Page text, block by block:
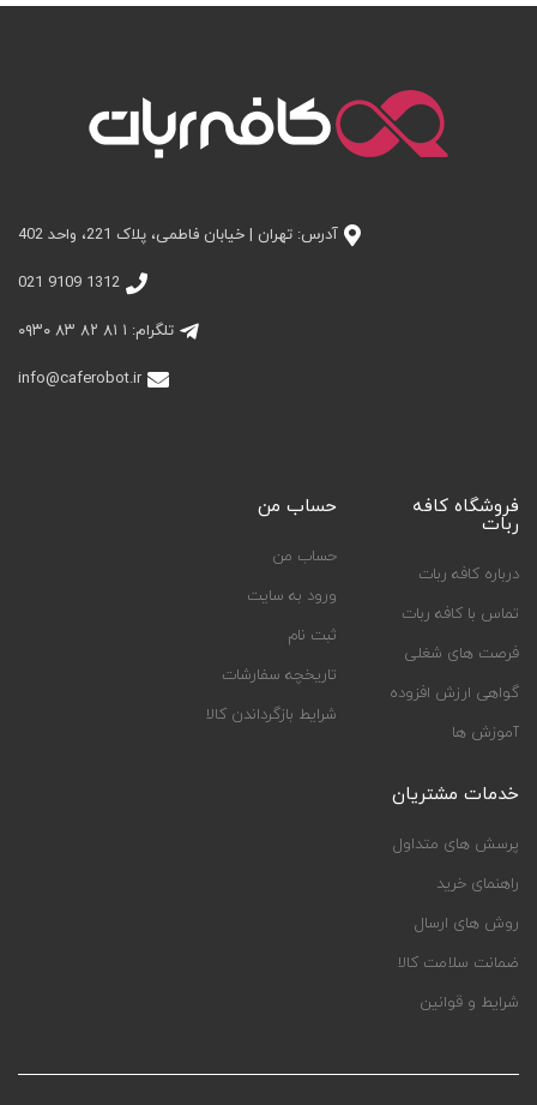
آدرس: تهران | خیابان فاطمی، پلاک 221، واحد 402
1312 9109 021
تلگرام: ۱ ۸۱ ۸۲ ۸۳ ۰۹۳۰
info@caferobot.ir
فروشگاه کافه
ربات
درباره کافه ربات
تماس با کافه ربات
فرصت های شغلی
گواهی ارزش افزوده
آموزش ها
حساب من
حساب من
ورود به سایت
ثبت نام
تاریخچه سفارشات
شرایط بازگرداندن کالا
خدمات مشتریان
پرسش های متداول
راهنمای خرید
روش های ارسال
ضمانت سلامت کالا
شرایط و قوانین